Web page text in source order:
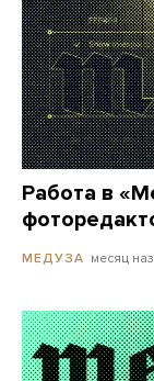
Работа в
МЕДУЗА месяц